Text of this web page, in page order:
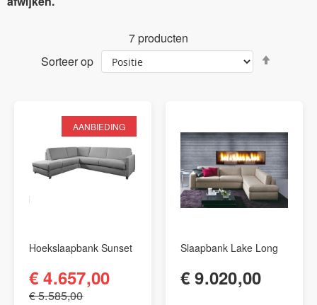
7producten
Sorteer op
AANBIEDING
Hoekslaapbank Sunset
€ 4.657,00
€ 5.585,00
Slaapbank Lake Long
€ 9.020,00